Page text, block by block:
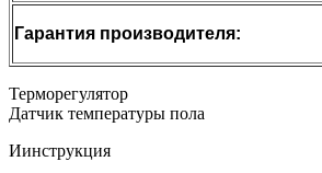
Гарантия производителя:
Терморегулятор
Датчик температуры пола
Иинструкция